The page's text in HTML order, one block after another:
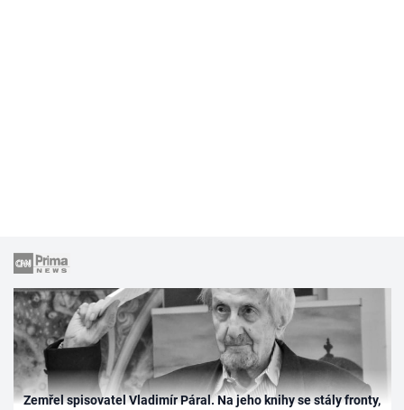
Zemřel spisovatel Vladimír Páral. Na jeho knihy se stály fronty,